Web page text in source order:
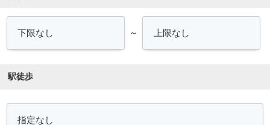
～
駅徒歩